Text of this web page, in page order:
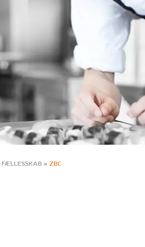
» ZBC